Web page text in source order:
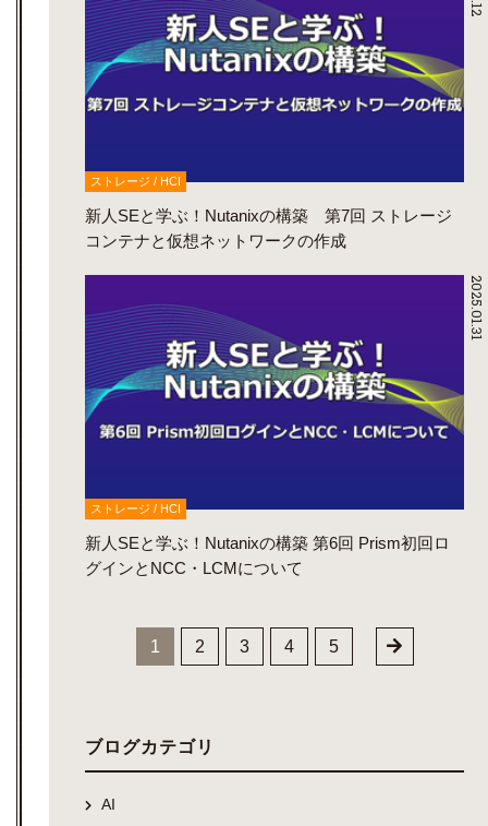
ストレージ / HCI
新人SEと学ぶ！Nutanixの構築 第7回 ストレージ
コンテナと仮想ネットワークの作成
2025.01.31
ストレージ / HCI
新人SEと学ぶ！Nutanixの構築 第6回 Prism初回ロ
グインとNCC・LCMについて
1 2 3 4 5
ブログカテゴリ
AI